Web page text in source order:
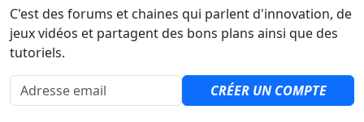
C'est des forums et chaines qui parlent d'innovation, de
jeux vidéos et partagent des bons plans ainsi que des
tutoriels.
Adresse email
CRÉER UN COMPTE